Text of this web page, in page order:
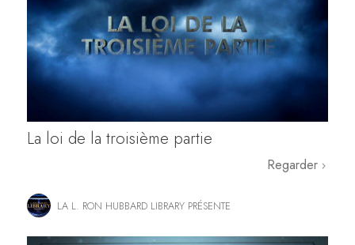
La loi de la troisième partie
Regarder
LA L. RON HUBBARD LIBRARY PRÉSENTE